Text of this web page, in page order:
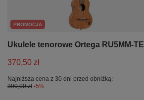
PROMOCJA
Ukulele tenorowe Ortega RU5MM-TE
370,50 zł
Najniższa cena z 30 dni przed obniżką:
390,00 zł -5%